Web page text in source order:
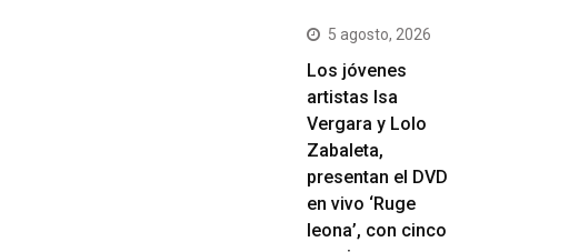
5 agosto, 2026
Los jóvenes
artistas Isa
Vergara y Lolo
Zabaleta,
presentan el DVD
en vivo ‘Ruge
leona’, con cinco